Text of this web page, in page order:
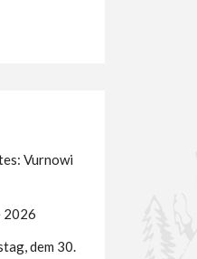
Vurnowi
2026
dem 30.